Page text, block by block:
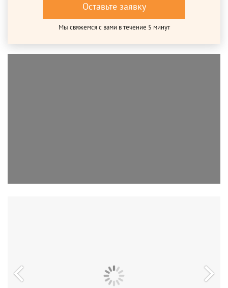
Оставьте заявку
Мы свяжемся с вами в течение 5 минут